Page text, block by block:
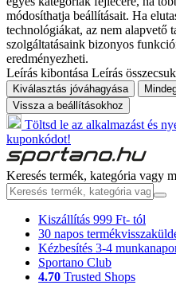
módosíthatja beállításait. Ha
technológiákat, az nem alapvető
szolgáltatásaink bizonyos
eredményezheti.
Leírás kibontása Leírás
Kiválasztás jóváhagyása
Vissza a beállításokhoz
Töltsd le az alkalmazást és
kuponkódot!
Keresés termék, kategória vagy
Kiszállítás 999 Ft- tól
30 napos
Kézbesítés 3-4
Sportano Club
4.70 Trusted Shops